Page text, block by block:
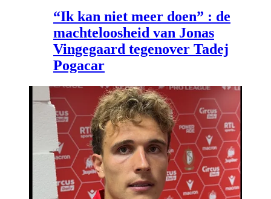
“Ik kan niet meer doen” : de
machteloosheid van Jonas
Vingegaard tegenover Tadej
Pogacar